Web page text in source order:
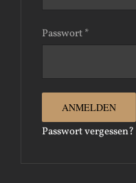
Passwort*
ANMELDEN
Passwort vergessen?